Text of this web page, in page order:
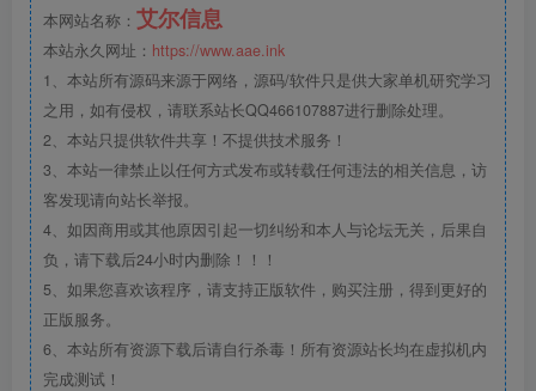
本网站名称： 艾尔信息
本站永久网址： https://www.aae.ink
1、本站所有源码来源于网络，源码/软件只是供大家单机研究学习
之用，如有侵权，请联系站长QQ466107887进行删除处理。
2、本站只提供软件共享！不提供技术服务！
3、本站一律禁止以任何方式发布或转载任何违法的相关信息，访
客发现请向站长举报。
4、如因商用或其他原因引起一切纠纷和本人与论坛无关，后果自
负，请下载后24小时内删除！！！
5、如果您喜欢该程序，请支持正版软件，购买注册，得到更好的
正版服务。
6、本站所有资源下载后请自行杀毒！所有资源站长均在虚拟机内
完成测试！